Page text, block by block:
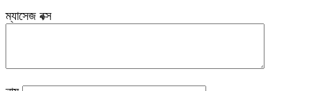
ম্যাসেজ বক্স